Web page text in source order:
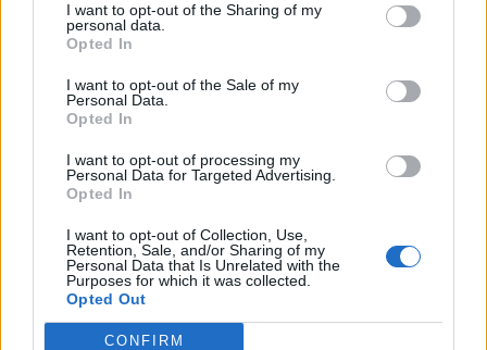
I want to opt-out of the Sharing of my
personal data.
Opted In
I want to opt-out of the Sale of my
Personal Data.
Opted In
I want to opt-out of processing my
Personal Data for Targeted Advertising.
Opted In
I want to opt-out of Collection, Use,
Retention, Sale, and/or Sharing of my
Personal Data that Is Unrelated with the
Purposes for which it was collected.
Opted Out
CONFIRM
αποχαιρετισμούς -«Τρία λεπτά είναι αρκετά
για μια αγκαλιά»
NEWSROOM/23 Οκτ 2024